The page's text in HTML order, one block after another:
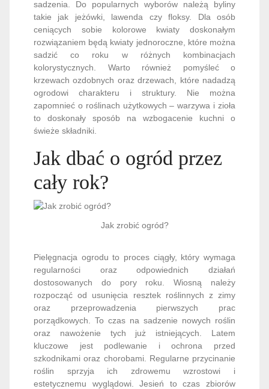
sadzenia. Do popularnych wyborów należą byliny
takie jak jeżówki, lawenda czy floksy. Dla osób
ceniących sobie kolorowe kwiaty doskonałym
rozwiązaniem będą kwiaty jednoroczne, które można
sadzić co roku w różnych kombinacjach
kolorystycznych. Warto również pomyśleć o
krzewach ozdobnych oraz drzewach, które nadadzą
ogrodowi charakteru i struktury. Nie można
zapomnieć o roślinach użytkowych – warzywa i zioła
to doskonały sposób na wzbogacenie kuchni o
świeże składniki.
Jak dbać o ogród przez
cały rok?
Jak zrobić ogród?
Pielęgnacja ogrodu to proces ciągły, który wymaga
regularności oraz odpowiednich działań
dostosowanych do pory roku. Wiosną należy
rozpocząć od usunięcia resztek roślinnych z zimy
oraz przeprowadzenia pierwszych prac
porządkowych. To czas na sadzenie nowych roślin
oraz nawożenie tych już istniejących. Latem
kluczowe jest podlewanie i ochrona przed
szkodnikami oraz chorobami. Regularne przycinanie
roślin sprzyja ich zdrowemu wzrostowi i
estetycznemu wyglądowi. Jesień to czas zbiorów